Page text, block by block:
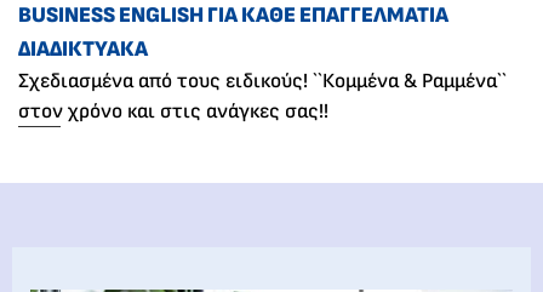
BUSINESS ENGLISH ΓΙΑ ΚΆΘΕ ΕΠΑΓΓΕΛΜΑΤΊΑ
ΔΙΑΔΙΚΤΥΑΚΆ
Σχεδιασμένα από τους ειδικούς! ``Κομμένα & Ραμμένα``
στον χρόνο και στις ανάγκες σας!!